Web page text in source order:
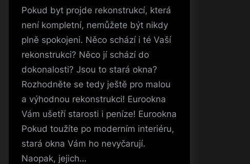
Pokud byt projde rekonstrukcí, která
není kompletní, nemůžete být nikdy
plně spokojeni. Něco schází i té Vaší
rekonstrukci? Něco jí schází do
dokonalosti? Jsou to stará okna?
Rozhodněte se tedy ještě pro malou
a výhodnou rekonstrukci! Eurookna
Vám ušetří starosti i peníze! Eurookna
Pokud toužíte po moderním interiéru,
stará okna Vám ho nevyčarují.
Naopak, jejich…